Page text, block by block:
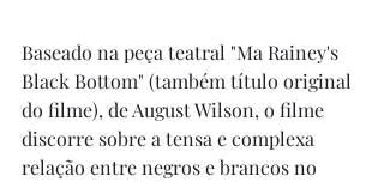
Baseado na peça teatral "Ma Rainey's
Black Bottom" (também título original
do filme), de August Wilson, o filme
discorre sobre a tensa e complexa
relação entre negros e brancos no